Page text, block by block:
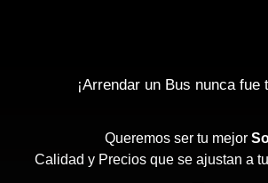
¡Arrendar un Bus nunca fue
Queremos ser tu mejor
Calidad y Precios que se ajustan a tu